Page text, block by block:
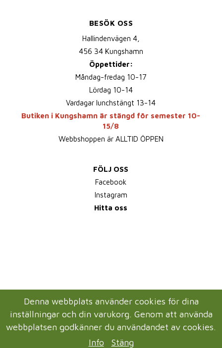
BESÖK OSS
Hallindenvägen 4,
456 34 Kungshamn
Öppettider:
Måndag-fredag 10-17
Lördag 10-14
Vardagar lunchstängt 13-14
Butiken i Kungshamn är stängd för semester 10-
15/8
Webbshoppen är ALLTID ÖPPEN
FÖLJ OSS
Facebook
Instagram
Hitta oss
Drift & produktion:Wikinggruppen
Denna webbplats använder cookies för dina
inställningar och din varukorg. Genom att använda
webbplatsen godkänner du användandet av cookies.
Info
Stäng